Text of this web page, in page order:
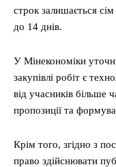
строк залишається
до 14 днів.
У Мінекономіки
закупівлі робіт є
від учасників більше
пропозиції та
Крім того, згідно з
право здійснювати